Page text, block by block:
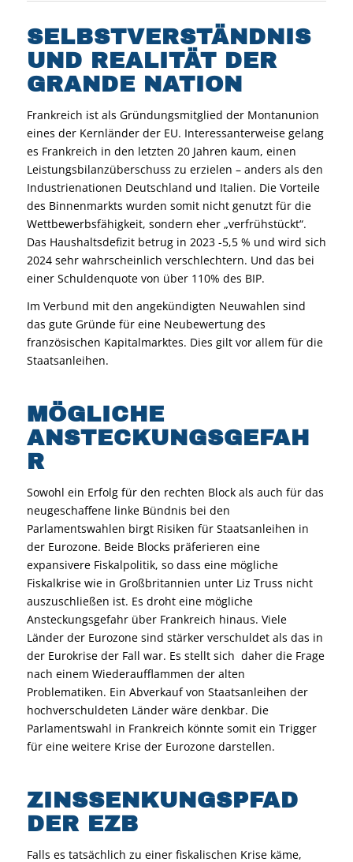
SELBSTVERSTÄNDNIS
UND REALITÄT DER
GRANDE NATION
Frankreich ist als Gründungsmitglied der Montanunion
eines der Kernländer der EU. Interessanterweise gelang
es Frankreich in den letzten 20 Jahren kaum, einen
Leistungsbilanzüberschuss zu erzielen – anders als den
Industrienationen Deutschland und Italien. Die Vorteile
des Binnenmarkts wurden somit nicht genutzt für die
Wettbewerbsfähigkeit, sondern eher „verfrühstückt“.
Das Haushaltsdefizit betrug in 2023 -5,5 % und wird sich
2024 sehr wahrscheinlich verschlechtern. Und das bei
einer Schuldenquote von über 110% des BIP.
Im Verbund mit den angekündigten Neuwahlen sind
das gute Gründe für eine Neubewertung des
französischen Kapitalmarktes. Dies gilt vor allem für die
Staatsanleihen.
MÖGLICHE
ANSTECKUNGSGEFAH
R
Sowohl ein Erfolg für den rechten Block als auch für das
neugeschaffene linke Bündnis bei den
Parlamentswahlen birgt Risiken für Staatsanleihen in
der Eurozone. Beide Blocks präferieren eine
expansivere Fiskalpolitik, so dass eine mögliche
Fiskalkrise wie in Großbritannien unter Liz Truss nicht
auszuschließen ist. Es droht eine mögliche
Ansteckungsgefahr über Frankreich hinaus. Viele
Länder der Eurozone sind stärker verschuldet als das in
der Eurokrise der Fall war. Es stellt sich daher die Frage
nach einem Wiederaufflammen der alten
Problematiken. Ein Abverkauf von Staatsanleihen der
hochverschuldeten Länder wäre denkbar. Die
Parlamentswahl in Frankreich könnte somit ein Trigger
für eine weitere Krise der Eurozone darstellen.
ZINSSENKUNGSPFAD
DER EZB
Falls es tatsächlich zu einer fiskalischen Krise käme,